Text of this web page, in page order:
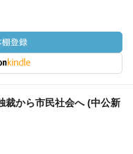
裁から市民社会へ (中公新